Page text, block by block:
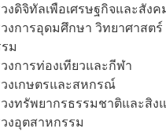
งดิจิทัลเพือเศรษฐกิจและสังค
งการอุดมศึกษา วิทยาศาสตร์
ม
งการท่องเทียวและกีฬา
งเกษตรและสหกรณ์
งทรัพยากรธรรมชาติและสิง
งอุตสาหกรรม